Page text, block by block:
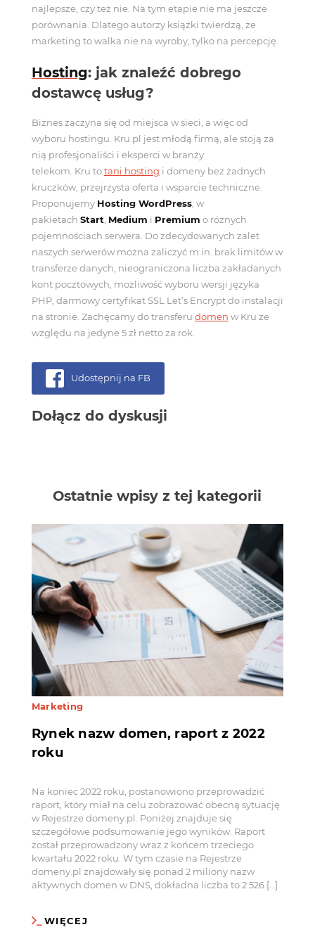
najlepsze, czy też nie. Na tym etapie nie ma jeszcze
porównania. Dlatego autorzy książki twierdzą, że
marketing to walka nie na wyroby, tylko na percepcję.
Hosting: jak znaleźć dobrego
dostawcę usług?
Biznes zaczyna się od miejsca w sieci, a więc od
wyboru hostingu. Kru.pl jest młodą firmą, ale stoją za
nią profesjonaliści i eksperci w branży
telekom. Kru totani hosting i domeny bez żadnych
kruczków, przejrzysta oferta i wsparcie techniczne.
Proponujemy Hosting WordPress, w
pakietach Start, Medium i Premium o różnych
pojemnościach serwera. Do zdecydowanych zalet
naszych serwerów można zaliczyć m.in. brak limitów w
transferze danych, nieograniczona liczba zakładanych
kont pocztowych, możliwość wyboru wersji języka
PHP, darmowy certyfikat SSL Let’s Encrypt do instalacji
na stronie. Zachęcamy do transferu domen w Kru ze
względu na jedyne 5 zł netto za rok.
Udostępnij na FB
Dołącz do dyskusji
Ostatnie wpisy z tej kategorii
Marketing
Rynek nazw domen, raport z 2022
roku
Na koniec 2022 roku, postanowiono przeprowadzić
raport, który miał na celu zobrazować obecną sytuację
w Rejestrze domeny.pl. Poniżej znajduje się
szczegółowe podsumowanie jego wyników. Raport
został przeprowadzony wraz z końcem trzeciego
kwartału 2022 roku. W tym czasie na Rejestrze
domeny.pl znajdowały się ponad 2 miliony nazw
aktywnych domen w DNS, dokładna liczba to 2 526 […]
WIĘCEJ